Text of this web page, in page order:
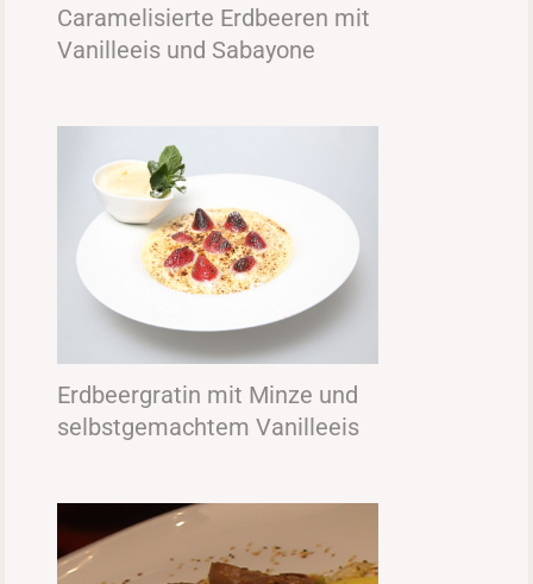
Caramelisierte Erdbeeren mit
Vanilleeis und Sabayone
Erdbeergratin mit Minze und
selbstgemachtem Vanilleeis